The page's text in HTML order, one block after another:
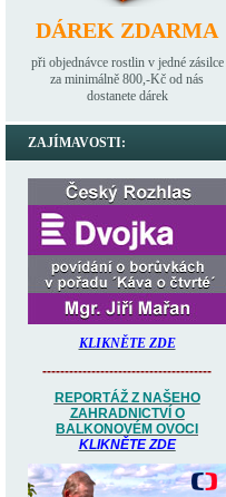
DÁREK ZDARMA
při objednávce rostlin v jedné zásilce
za minimálně 800,-Kč od nás
dostanete dárek
ZAJÍMAVOSTI:
KLIKNĚTE ZDE
--------------------------------------
REPORTÁŽ Z NAŠEHO
ZAHRADNICTVÍ O
BALKONOVÉM OVOCI
KLIKNĚTE ZDE